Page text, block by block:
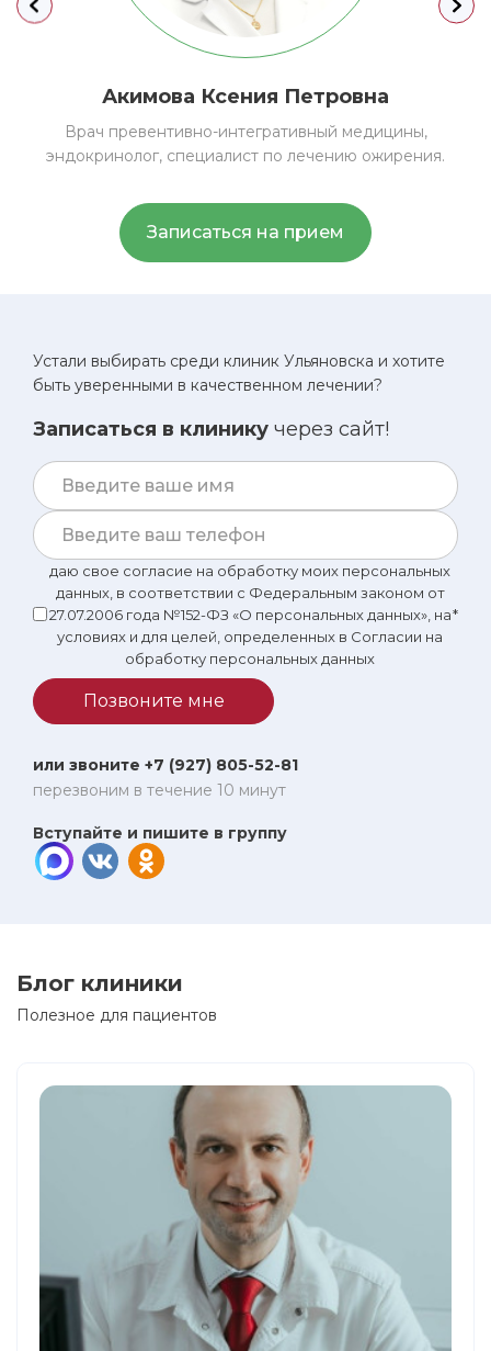
Акимова Ксения Петровна
Врач превентивно-интегративный медицины,
эндокринолог, специалист по лечению ожирения.
Записаться на прием
Устали выбирать среди клиник Ульяновска и хотите
быть уверенными в качественном лечении?
Записаться в клинику через сайт!
даю свое согласие на обработку моих персональных
данных, в соответствии с Федеральным законом от
27.07.2006 года №152-ФЗ «О персональных данных», на
условиях и для целей, определенных в Согласии на
обработку персональных данных
*
Позвоните мне
или звоните +7 (927) 805-52-81
перезвоним в течение 10 минут
Вступайте и пишите в группу
Блог клиники
Полезное для пациентов